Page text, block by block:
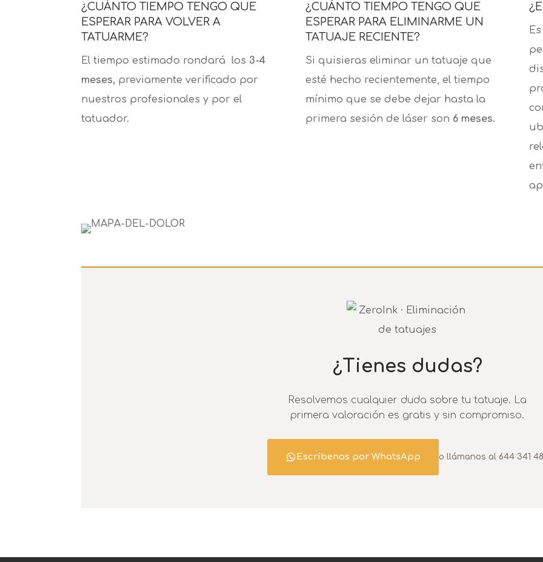
¿CUÁNTO TIEMPO TENGO QUE
ESPERAR PARA VOLVER A
TATUARME?
El tiempo estimado rondará los 3-4
meses, previamente verificado por
nuestros profesionales y por el
tatuador.
¿CUÁNTO TIEMPO TENGO QUE
ESPERAR PARA ELIMINARME UN
TATUAJE RECIENTE?
Si quisieras eliminar un tatuaje que
esté hecho recientemente, el tiempo
mínimo que se debe dejar hasta la
primera sesión de láser son 6 meses.
¿Tienes dudas?
Resolvemos cualquier duda sobre tu tatuaje. La
primera valoración es gratis y sin compromiso.
Escríbenos por WhatsApp o llámanos al 644 341